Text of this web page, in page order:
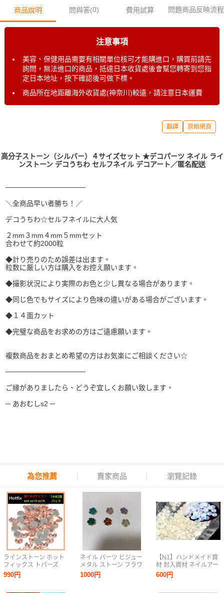
商品說明 問與答(0) 費用試算 問題商品反映流程
注意事項
美容、保健用品需要有相關單位核可才能購進口，購買前請先
詢問，無法進口的商品，抵達日本收貨處後會幫您轉寄到您指
定日本地址，按下確認後可做下標。
商品所在地距離海外收貨處(神奈川)較遠，請注意日本運費
翻譯 原始網頁
高分子ストーン（シルバー）４サイズセット ★デコパーツ ネイル ライ
ンストーン デコうちわ セルフネイル デコアート／匿名配送
────────────────
＼全商品早い者勝ち！／
デコうちわ☆セルフネイルに大人気
２mm３mm４mm５mmセット
合わせて約2000粒
◆計り売りのため誤差は出ます。
粒数に厳しい方は購入をお控え願います。
◆撮影状況により実際のお色と少し異なる場合があります。
◆同じ色でもサイズにより色味の違いがある場合がございます。
◆１４面カット
◆完璧な商品をお求めの方はご遠慮願います。
複数商品をおまとめ希望の方はお気楽にご相談ください☆
────────────────
ご縁がありましたら、どうぞ宜しくお願い致します。
─ あおむしs2 ─
為您推薦 賣家商品 瀏覽記錄
ラインストーン ホット
フィックス トパーズ
1440個 大量 パック
Hotfix ラインストーン
990円
ネイル パーツ ビジュー
メタル ストーン フラワ
ー ハート ６種類 セッ
ト 未使用
1000円
【N1】ハンドメイド資
材 封入資材 ネイルアー
ト ネイルスタッズ ネイ
ルパーツ ミックスカラ
600円